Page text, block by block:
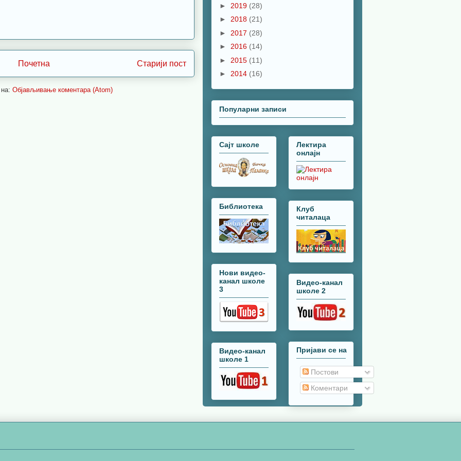
Старији пост
Почетна
Објављивање коментара (Atom)
► 2019 (28)
► 2018 (21)
► 2017 (28)
► 2016 (14)
► 2015 (11)
► 2014 (16)
Популарни записи
Сајт школе
Библиотека
Нови видео-
канал школе
3
Видео-канал
школе 1
Лектира
онлајн
Клуб
читалаца
Видео-канал
школе 2
Пријави се на
Постови
Коментари